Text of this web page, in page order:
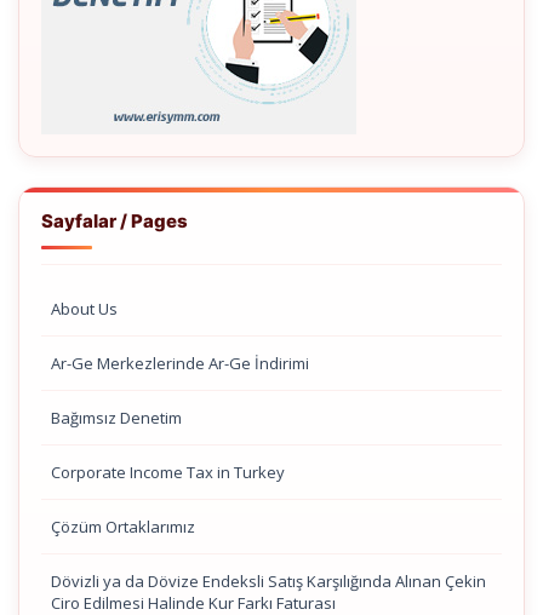
Sayfalar / Pages
About Us
Ar-Ge Merkezlerinde Ar-Ge İndirimi
Bağımsız Denetim
Corporate Income Tax in Turkey
Çözüm Ortaklarımız
Dövizli ya da Dövize Endeksli Satış Karşılığında Alınan Çekin
Ciro Edilmesi Halinde Kur Farkı Faturası